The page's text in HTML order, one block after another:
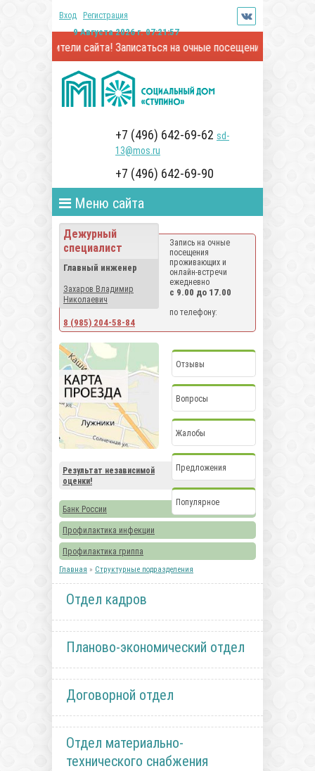
Вход Регистрация
9 Августа 2026 г. 07:21:57
посетители сайта! Записаться на очные посещения и онлайн-
+7 (496) 642-69-62 sd-
13@mos.ru
+7 (496) 642-69-90
Меню сайта
Дежурный
специалист
Главный инженер
Захаров Владимир
Николаевич
Запись на очные
посещения
проживающих и
онлайн-встречи
ежедневно
с 9.00 до 17.00
по телефону:
8 (985) 204-58-84
Отзывы
Вопросы
Жалобы
Предложения
Популярное
Результат независимой
оценки!
Банк России
Профилактика инфекции
Профилактика гриппа
Главная » Структурные подразделения
Отдел кадров
Планово-экономический отдел
Договорной отдел
Отдел материально-
технического снабжения